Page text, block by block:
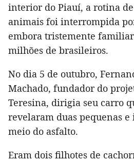
interior do Piauí, a rotina
animais foi interrompida
embora tristemente
milhões de brasileiros.
No dia 5 de outubro,
Machado, fundador do
Teresina, dirigia seu carro
revelaram duas pequenas
meio do asfalto.
Eram dois filhotes de